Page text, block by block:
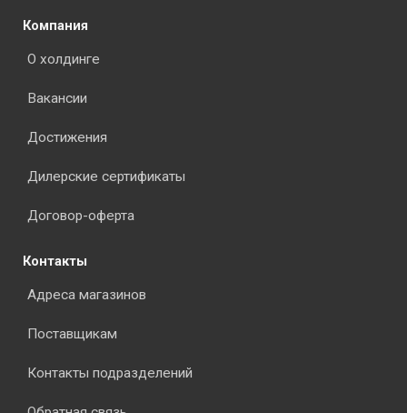
Компания
О холдинге
Вакансии
Достижения
Дилерские сертификаты
Договор-оферта
Контакты
Адреса магазинов
Поставщикам
Контакты подразделений